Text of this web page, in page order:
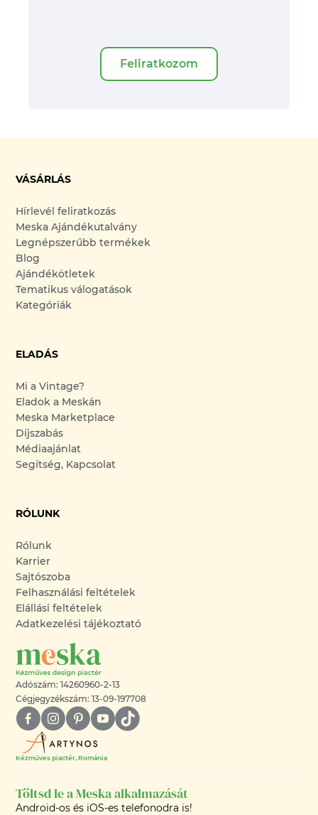
Feliratkozom
VÁSÁRLÁS
Hírlevél feliratkozás
Meska Ajándékutalvány
Legnépszerűbb termékek
Blog
Ajándékötletek
Tematikus válogatások
Kategóriák
ELADÁS
Mi a Vintage?
Eladok a Meskán
Meska Marketplace
Díjszabás
Médiaajánlat
Segítség, Kapcsolat
RÓLUNK
Rólunk
Karrier
Sajtószoba
Felhasználási feltételek
Elállási feltételek
Adatkezelési tájékoztató
Adószám: 14260960-2-13
Cégjegyzékszám: 13-09-197708
Kézműves piactér, Románia
Töltsd le a Meska alkalmazását
Android-os és iOS-es telefonodra is!